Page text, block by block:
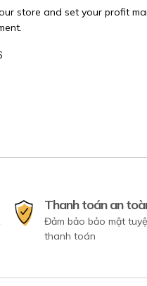
store and set your profit
Thanh toán an
Đảm bảo bảo mật
thanh toán